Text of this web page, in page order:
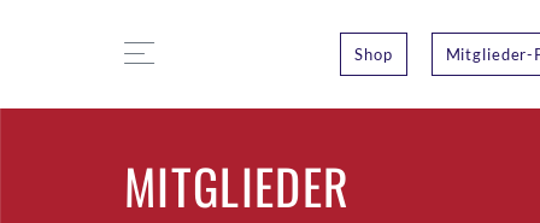
Shop Mitglieder-
MITGLIEDER